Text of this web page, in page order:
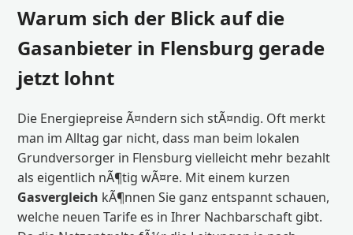
Warum sich der Blick auf die
Gasanbieter in Flensburg gerade
jetzt lohnt
Die Energiepreise Ã¤ndern sich stÃ¤ndig. Oft merkt
man im Alltag gar nicht, dass man beim lokalen
Grundversorger in Flensburg vielleicht mehr bezahlt
als eigentlich nÃ¶tig wÃ¤re. Mit einem kurzen
Gasvergleich kÃ¶nnen Sie ganz entspannt schauen,
welche neuen Tarife es in Ihrer Nachbarschaft gibt.